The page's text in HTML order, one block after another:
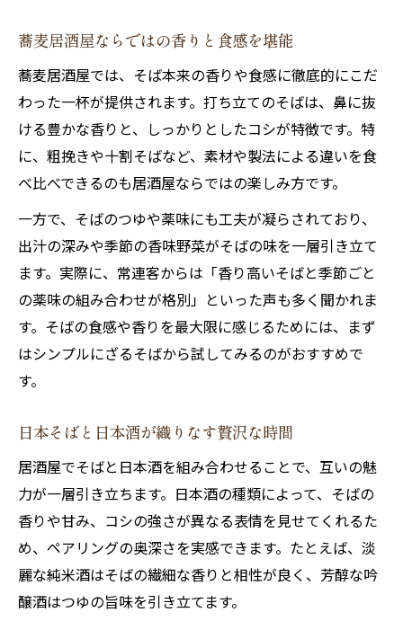
居酒屋で味わう蕎麦と日本酒の極上ペアリ
ング
蕎麦日本酒東京のおすすめ楽しみ方ガイド
蕎麦屋飲みで体験できる日本酒の奥深さ
蕎麦居酒屋で学ぶ日本酒の正しい選び方
日本そばと日本酒の風味を最大限に楽しむ
コツ
飲みながら蕎麦を味わう作法とポイント紹介
居酒屋で楽しむ蕎麦屋飲みの作法とマナー
蕎麦居酒屋で実践したい蕎麦と日本酒の食
べ方
蕎麦日本酒の奥深い味わいを引き出す工夫
飲みながら味わう蕎麦の特別な楽しみ方
蕎麦と日本酒が織りなす居酒屋体験とは
居酒屋で体感する蕎麦と日本酒の相乗効果
蕎麦屋飲みならではの特別な時間の過ごし
方
蕎麦日本酒ランキングから学ぶ選び方
蕎麦居酒屋で味わう文化と食の融合体験
蕎麦居酒屋ならではの香りと食感を堪能
蕎麦居酒屋では、そば本来の香りや食感に徹底的にこだ
わった一杯が提供されます。打ち立てのそばは、鼻に抜
ける豊かな香りと、しっかりとしたコシが特徴です。特
に、粗挽きや十割そばなど、素材や製法による違いを食
べ比べできるのも居酒屋ならではの楽しみ方です。
一方で、そばのつゆや薬味にも工夫が凝らされており、
出汁の深みや季節の香味野菜がそばの味を一層引き立て
ます。実際に、常連客からは「香り高いそばと季節ごと
の薬味の組み合わせが格別」といった声も多く聞かれま
す。そばの食感や香りを最大限に感じるためには、まず
はシンプルにざるそばから試してみるのがおすすめで
す。
日本そばと日本酒が織りなす贅沢な時間
居酒屋でそばと日本酒を組み合わせることで、互いの魅
力が一層引き立ちます。日本酒の種類によって、そばの
香りや甘み、コシの強さが異なる表情を見せてくれるた
め、ペアリングの奥深さを実感できます。たとえば、淡
麗な純米酒はそばの繊細な香りと相性が良く、芳醇な吟
醸酒はつゆの旨味を引き立てます。